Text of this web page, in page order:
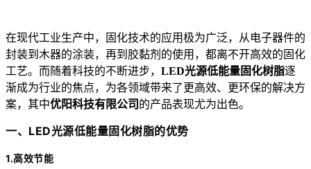
在现代工业生产中，固化技术的应用极为广泛，从电子器件的
封装到木器的涂装，再到胶黏剂的使用，都离不开高效的固化
工艺。而随着科技的不断进步， LED光源低能量固化树脂逐
渐成为行业的焦点，为各领域带来了更高效、更环保的解决方
案，其中优阳科技有限公司 的产品表现尤为出色。
一、LED光源低能量固化树脂的优势
1.高效节能